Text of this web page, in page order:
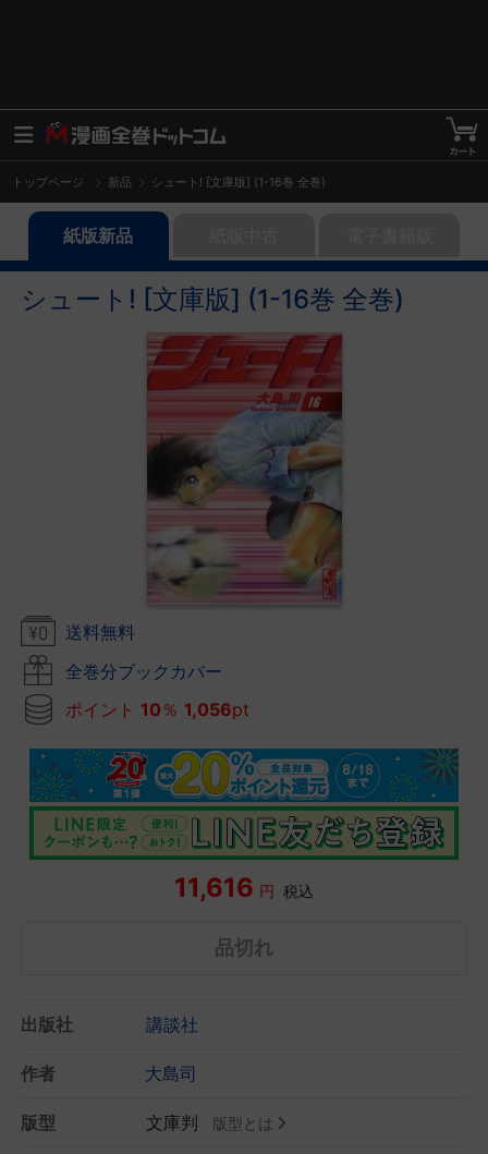
トップページ 新品 シュート! [文庫版] (1-16巻 全巻)
紙版新品
シュート! [文庫版] (1-16巻 全巻)
送料無料
全巻分ブックカバー
ポイント 10 ％ 1,056pt
11,616 円 税込
品切れ
出版社 講談社
作者 大島司
版型 文庫判 版型とは